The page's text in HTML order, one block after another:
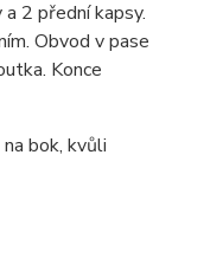
2 přední kapsy.
Obvod v pase
Konce
bok, kvůli